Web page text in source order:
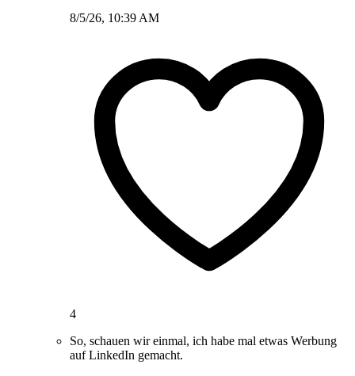
8/5/26, 10:39 AM
4
So, schauen wir einmal, ich habe mal etwas Werbung
auf LinkedIn gemacht.